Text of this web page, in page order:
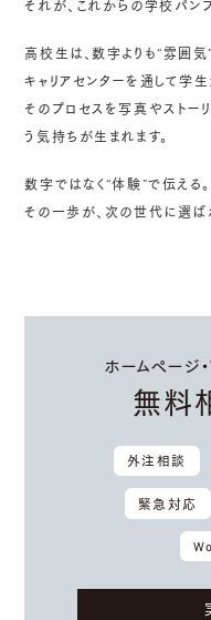
それが、これからの学校パン
高校生は、数字よりも“雰囲気”
キャリアセンターを通して学
そのプロセスを写真やストー
う気持ちが生まれます。
数字ではなく“体験”で伝える。
その一歩が、次の世代に選ば
ホームページ
無料
外注相談
緊急対応